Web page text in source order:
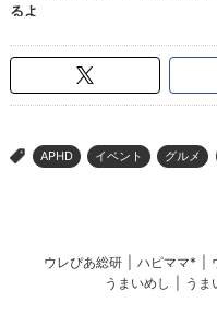
> APHD イベント グルメ
ウレぴあ総研 ハピママ*
うまいめし
うま